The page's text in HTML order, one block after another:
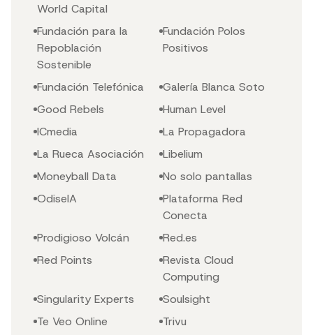
World Capital
Fundación para la
Repoblación
Sostenible
Fundación Polos
Positivos
Fundación Telefónica
Galería Blanca Soto
Good Rebels
Human Level
ICmedia
La Propagadora
La Rueca Asociación
Libelium
Moneyball Data
No solo pantallas
OdiseIA
Plataforma Red
Conecta
Prodigioso Volcán
Red.es
Red Points
Revista Cloud
Computing
Singularity Experts
Soulsight
Te Veo Online
Trivu